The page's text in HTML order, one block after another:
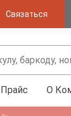
Связаться
Прайс О